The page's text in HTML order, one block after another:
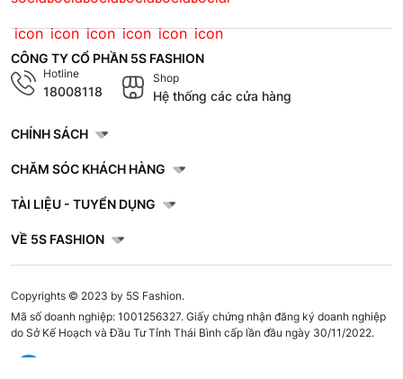
CÔNG TY CỔ PHẦN 5S FASHION
Hotline
18008118
Shop
Hệ thống các cửa hàng
CHÍNH SÁCH
CHĂM SÓC KHÁCH HÀNG
TÀI LIỆU - TUYỂN DỤNG
VỀ 5S FASHION
Copyrights © 2023 by 5S Fashion.
Mã số doanh nghiệp: 1001256327. Giấy chứng nhận đăng ký doanh nghiệp
do Sở Kế Hoạch và Đầu Tư Tỉnh Thái Bình cấp lần đầu ngày 30/11/2022.